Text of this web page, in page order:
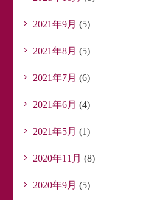
2021年9月 (5)
2021年8月 (5)
2021年7月 (6)
2021年6月 (4)
2021年5月 (1)
2020年11月 (8)
2020年9月 (5)